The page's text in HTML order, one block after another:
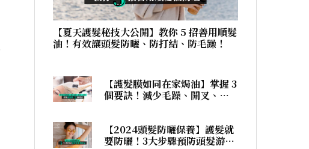
【夏天護髮秘技大公開】教你 5 招善用順髮
油！有效讓頭髮防曬、防打結、防毛躁！
【護髮膜如同在家焗油】掌握 3
個要訣！減少毛躁、開叉、打
【2024頭髮防曬保養】護髮就
要防曬！3大步驟預防頭髮游水